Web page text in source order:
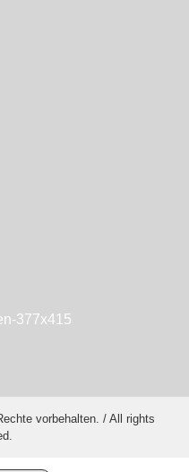
vorbehalten. / All rights